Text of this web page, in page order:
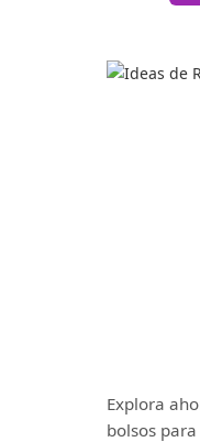
Explora
bolsos